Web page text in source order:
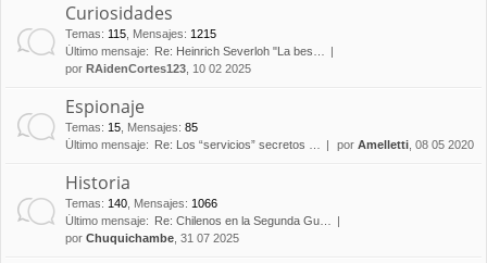
Curiosidades
Temas: 115 Mensajes: 1215
Último mensaje:
Re: Heinrich Severloh "La bes…
por RAidenCortes123 , 10 02 2025
Espionaje
Temas: 15 Mensajes: 85
Último mensaje:
Re: Los “servicios” secretos … por Amelletti , 08 05 2020
Historia
Temas: 140 Mensajes: 1066
Último mensaje:
Re: Chilenos en la Segunda Gu…
por Chuquichambe , 31 07 2025